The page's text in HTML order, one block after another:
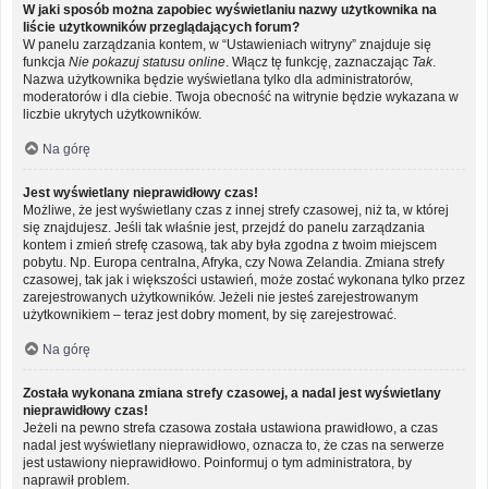
W jaki sposób można zapobiec wyświetlaniu nazwy użytkownika na
liście użytkowników przeglądających forum?
W panelu zarządzania kontem, w “Ustawieniach witryny” znajduje się
funkcja Nie pokazuj statusu online . Włącz tę funkcję, zaznaczając Tak.
Nazwa użytkownika będzie wyświetlana tylko dla administratorów,
moderatorów i dla ciebie. Twoja obecność na witrynie będzie wykazana w
liczbie ukrytych użytkowników.
Na górę
Jest wyświetlany nieprawidłowy czas!
Możliwe, że jest wyświetlany czas z innej strefy czasowej, niż ta, w której
się znajdujesz. Jeśli tak właśnie jest, przejdź do panelu zarządzania
kontem i zmień strefę czasową, tak aby była zgodna z twoim miejscem
pobytu. Np. Europa centralna, Afryka, czy Nowa Zelandia. Zmiana strefy
czasowej, tak jak i większości ustawień, może zostać wykonana tylko przez
zarejestrowanych użytkowników. Jeżeli nie jesteś zarejestrowanym
użytkownikiem – teraz jest dobry moment, by się zarejestrować.
Na górę
Została wykonana zmiana strefy czasowej, a nadal jest wyświetlany
nieprawidłowy czas!
Jeżeli na pewno strefa czasowa została ustawiona prawidłowo, a czas
nadal jest wyświetlany nieprawidłowo, oznacza to, że czas na serwerze
jest ustawiony nieprawidłowo. Poinformuj o tym administratora, by
naprawił problem.